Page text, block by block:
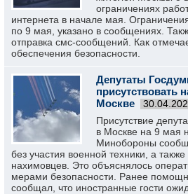
ограничениях
интернета в начале мая.
по 9 мая, указано в сообщениях.
отправка смс-сообщений. Как
обеспечения безопасности.
Депутаты
присутствовать
Москве
Присутствие
в Москве на 9 мая
Минобороны
без участия военной техники, а
нахимовцев. Это объяснялось
мерами безопасности. Ранее
сообщал, что иностранные гости